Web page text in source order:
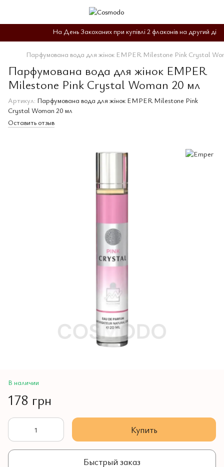
На День Закоханих при купівлі 2 флаконів на другий діє
Парфумована вода для жінок EMPER Milestone Pink Crystal
Парфумована вода для жінок EMPER
Milestone Pink Crystal Woman 20 мл
Артикул: Парфумована вода для жінок EMPER Milestone Pink
Crystal Woman 20 мл
Оставить отзыв
В наличии
178 грн
Купить
Быстрый заказ